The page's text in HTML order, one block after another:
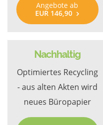
Angebote ab
EUR 146,90
Nachhaltig
Optimiertes Recycling
- aus alten Akten wird
neues Büropapier